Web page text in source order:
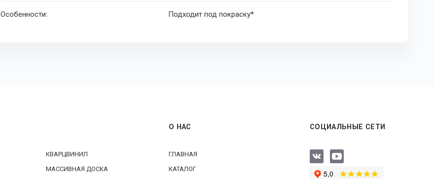
Особенности: Подходит под покраску*
КВАРЦВИНИЛ
МАССИВНАЯ ДОСКА
О НАС
ГЛАВНАЯ
КАТАЛОГ
СОЦИАЛЬНЫЕ СЕТИ